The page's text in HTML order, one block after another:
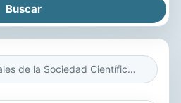
Anales de la Sociedad Científica Argentina